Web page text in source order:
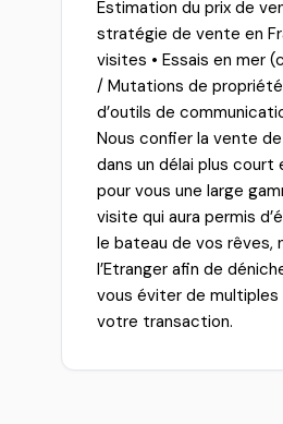
Estimation du prix de
stratégie de vente en
visites • Essais en mer
/ Mutations de propriété
d’outils de
Nous confier la vente
dans un délai plus court
pour vous une large
visite qui aura permis
le bateau de vos rêves,
l’Etranger afin de
vous éviter de
votre transaction.